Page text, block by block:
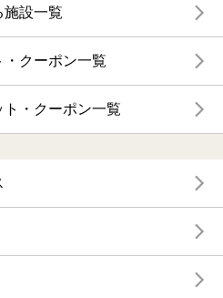
施設一覧
クーポン一覧
・クーポン一覧